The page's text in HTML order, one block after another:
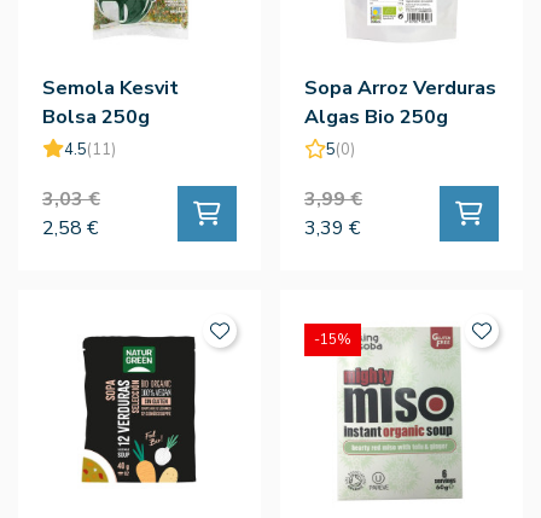
Semola Kesvit
Bolsa 250g
4.5(11)
3,03 €
2,58 €
Sopa Arroz Verduras
Algas Bio 250g
5(0)
3,99 €
3,39 €
-15%